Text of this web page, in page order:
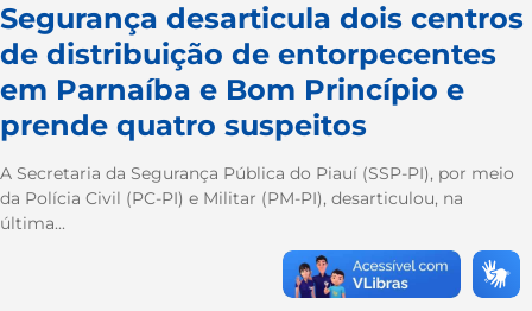
Segurança desarticula dois centros
de distribuição de entorpecentes
em Parnaíba e Bom Princípio e
prende quatro suspeitos
A Secretaria da Segurança Pública do Piauí (SSP-PI), por meio
da Polícia Civil (PC-PI) e Militar (PM-PI), desarticulou, na
última...